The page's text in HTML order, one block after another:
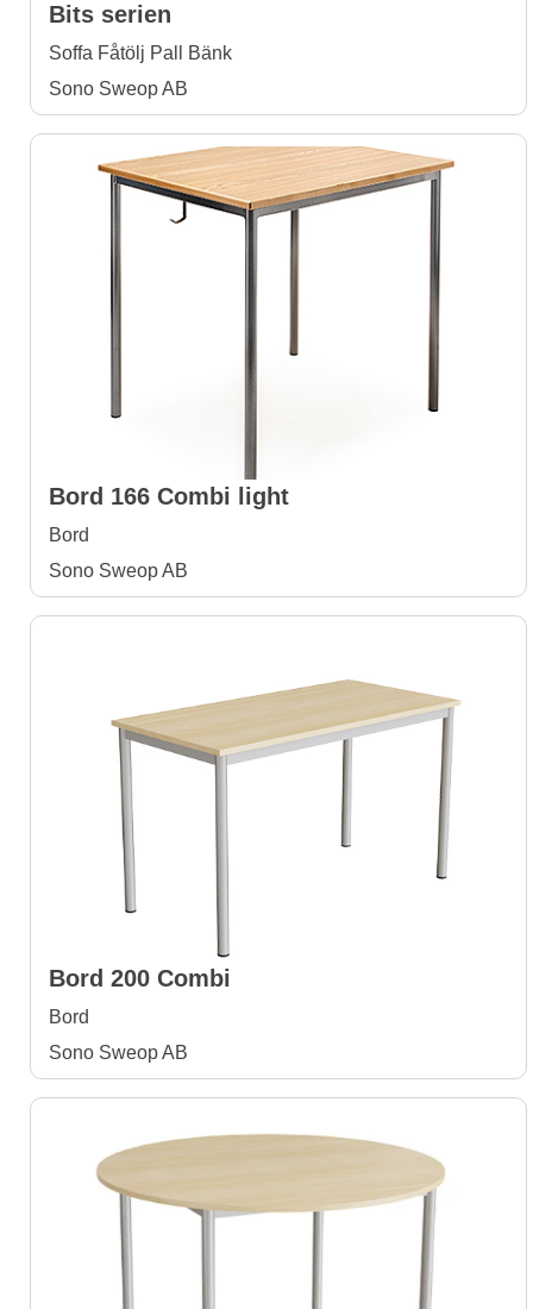
Bits serien
Soffa Fåtölj Pall Bänk
Sono Sweop AB
Bord 166 Combi light
Bord
Sono Sweop AB
Bord 200 Combi
Bord
Sono Sweop AB